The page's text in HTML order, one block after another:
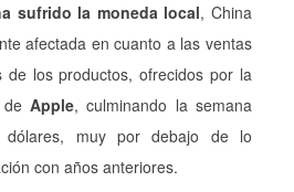
sufrido la moneda local, China
afectada en cuanto a las ventas
de los productos, ofrecidos por la
Apple, culminando la semana
muy por debajo de lo
con años anteriores.